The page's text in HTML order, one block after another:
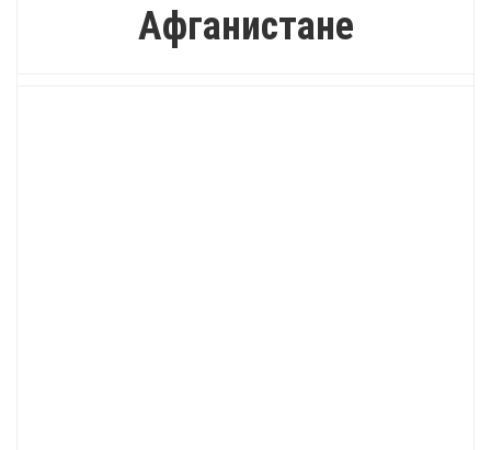
Афганистане